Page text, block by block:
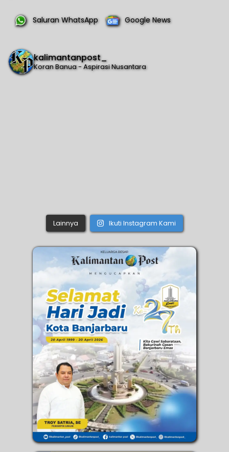
Saluran WhatsApp Google News
kalimantanpost_
Koran Banua - Aspirasi Nusantara
Lainnya Ikuti Instagram Kami